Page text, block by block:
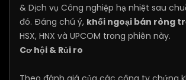
& Dịch vụ Công nghiệp hạ nhiệt sau
đó. Đáng chú ý, khối ngoại bán ròng
HSX, HNX và UPCOM trong phiên này.
Cơ hội & Rủi ro